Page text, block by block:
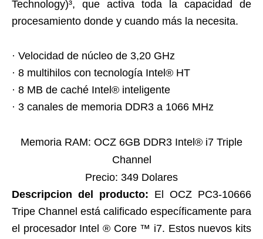
Technology)³, que activa toda la capacidad de
procesamiento donde y cuando más la necesita.
· Velocidad de núcleo de 3,20 GHz
· 8 multihilos con tecnología Intel® HT
· 8 MB de caché Intel® inteligente
· 3 canales de memoria DDR3 a 1066 MHz
Memoria RAM: OCZ 6GB DDR3 Intel® i7 Triple
Channel
Precio: 349 Dolares
Descripcion del producto: El OCZ PC3-10666
Tripe Channel está calificado específicamente para
el procesador Intel ® Core ™ i7. Estos nuevos kits